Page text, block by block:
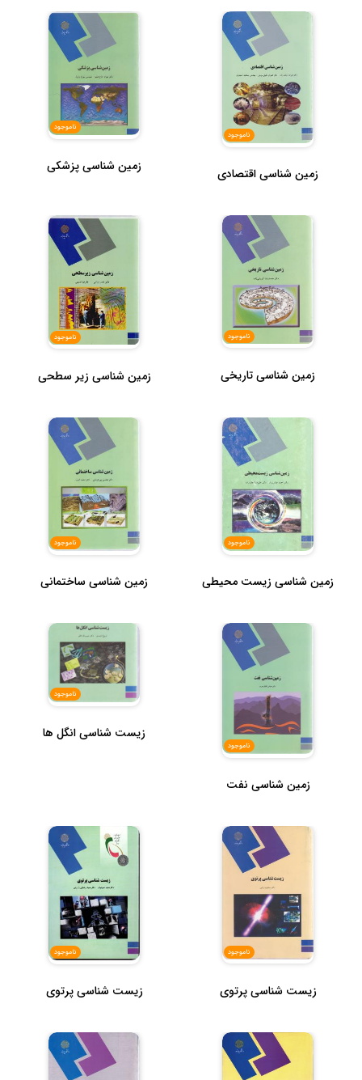
ناموجود
زمین شناسی اقتصادی
ناموجود
زمین شناسی پزشکی
ناموجود
زمین شناسی تاریخی
ناموجود
زمین شناسی زیر سطحی
ناموجود
زمین شناسی زیست محیطی
ناموجود
زمین شناسی ساختمانی
ناموجود
زمین شناسی نفت
ناموجود
زیست شناسی انگل ها
ناموجود
زیست شناسی پرتوی
ناموجود
زیست شناسی پرتوی